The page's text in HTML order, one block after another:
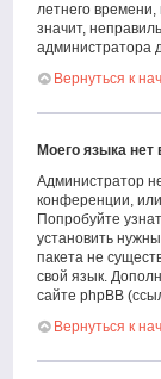
летнего
значит,
администратора
Вернуться к
Моего языка нет
Администратор
конференции,
Попробуйте
установить
пакета не
свой язык.
сайте phpBB
Вернуться к